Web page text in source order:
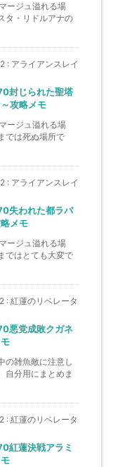
ージュ溢れる場
タ・リドルアナの
: アライアンスレイ
封じられた聖塔
攻略メモ
ージュ溢れる場
では死ぬ場所で
: アライアンスレイ
失われた都ラバ
メモ
ージュ溢れる場
ではとても大変で
: 紅蓮のリベレータ
悪党成敗クガネ
の雑魚敵に注意し
自分用にまとめま
: 紅蓮のリベレータ
紅蓮決戦アラミ